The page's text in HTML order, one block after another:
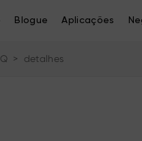
Blogue Aplicações
> detalhes